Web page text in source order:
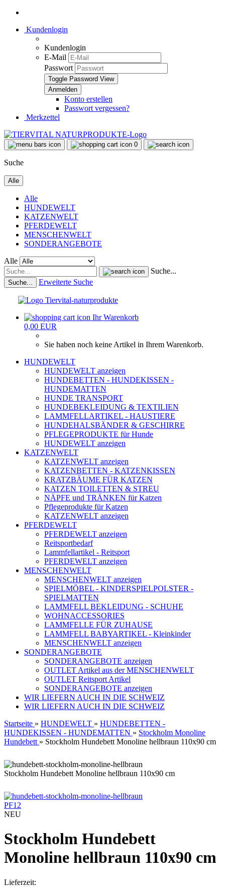
Kundenlogin
Kundenlogin
E-Mail
Passwort
Toggle Password View
Konto erstellen
Passwort vergessen?
Merkzettel
0
Suche
Alle
Alle
HUNDEWELT
KATZENWELT
PFERDEWELT
MENSCHENWELT
SONDERANGEBOTE
Alle
Suche...
Suche... Erweiterte Suche
Ihr Warenkorb
0,00 EUR
Sie haben noch keine Artikel in Ihrem Warenkorb.
HUNDEWELT
HUNDEWELT anzeigen
HUNDEBETTEN - HUNDEKISSEN -
HUNDEMATTEN
HUNDE TRANSPORT
HUNDEBEKLEIDUNG & TEXTILIEN
LAMMFELLARTIKEL - HAUSTIERE
HUNDEHALSBÄNDER & GESCHIRRE
PFLEGEPRODUKTE für Hunde
HUNDEWELT anzeigen
KATZENWELT
KATZENWELT anzeigen
KATZENBETTEN - KATZENKISSEN
KRATZBÄUME FÜR KATZEN
KATZEN TOILETTEN & STREU
NÄPFE und TRÄNKEN für Katzen
Pflegeprodukte für Katzen
KATZENWELT anzeigen
PFERDEWELT
PFERDEWELT anzeigen
Reitsportbedarf
Lammfellartikel - Reitsport
PFERDEWELT anzeigen
MENSCHENWELT
MENSCHENWELT anzeigen
SPIELMÖBEL - KINDERSPIELPOLSTER -
SPIELMATTEN
LAMMFELL BEKLEIDUNG - SCHUHE
WOHNACCESSORIES
LAMMFELLE FÜR ZUHAUSE
LAMMFELL BABYARTIKEL - Kleinkinder
MENSCHENWELT anzeigen
SONDERANGEBOTE
SONDERANGEBOTE anzeigen
OUTLET Artikel aus der MENSCHENWELT
OUTLET Reitsport Artikel
SONDERANGEBOTE anzeigen
WIR LIEFERN AUCH IN DIE SCHWEIZ
WIR LIEFERN AUCH IN DIE SCHWEIZ
Startseite » HUNDEWELT » HUNDEBETTEN -
HUNDEKISSEN - HUNDEMATTEN » Stockholm Monoline
Hundebett » Stockholm Hundebett Monoline hellbraun 110x90 cm
Stockholm Hundebett Monoline hellbraun 110x90 cm
PF12
NEU
Stockholm Hundebett
Monoline hellbraun 110x90 cm
Lieferzeit: